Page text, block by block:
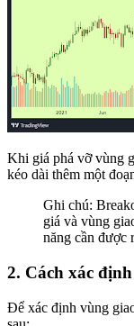
Khi giá phá vỡ vùng
kéo dài thêm một
Ghi chú:
giá và vùng
năng cần được
2. Cách xác
Để xác định vùng